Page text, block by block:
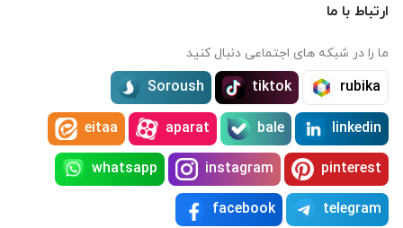
ارتباط با ما
ما را در شبکه های اجتماعی دنبال کنید
rubika
tiktok
Soroush
linkedin
bale
aparat
eitaa
pinterest
instagram
whatsapp
telegram
facebook